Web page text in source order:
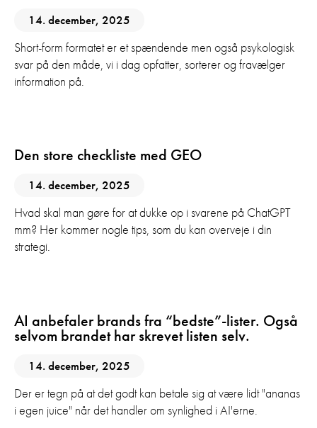
14. december, 2025
Short-form formatet er et spændende men også psykologisk
svar på den måde, vi i dag opfatter, sorterer og fravælger
information på.
Den store checkliste med GEO
14. december, 2025
Hvad skal man gøre for at dukke op i svarene på ChatGPT
mm? Her kommer nogle tips, som du kan overveje i din
strategi.
AI anbefaler brands fra “bedste”-lister. Også
selvom brandet har skrevet listen selv.
14. december, 2025
Der er tegn på at det godt kan betale sig at være lidt "ananas
i egen juice" når det handler om synlighed i AI'erne.